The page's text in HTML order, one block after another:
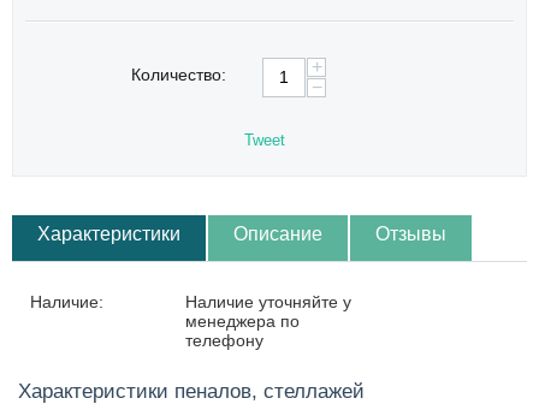
Количество:
+
−
Tweet
Характеристики Описание Отзывы
Наличие:
Наличие уточняйте у
менеджера по
телефону
Характеристики пеналов, стеллажей